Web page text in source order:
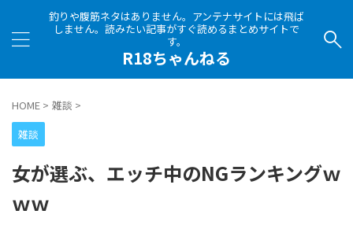
釣りや腹筋ネタはありません。アンテナサイトには飛ば
しません。読みたい記事がすぐ読めるまとめサイトで
す。
R18ちゃんねる
HOME > 雑談 >
雑談
女が選ぶ、エッチ中のNGランキングｗ
ｗｗ